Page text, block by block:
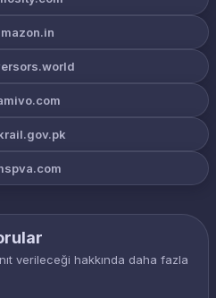
verileceği hakkında daha fazla